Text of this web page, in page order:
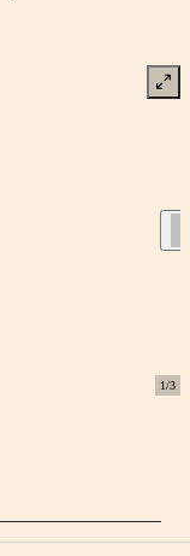
1/3